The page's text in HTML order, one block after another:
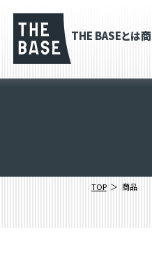
THE BASEとは
TOP 商品